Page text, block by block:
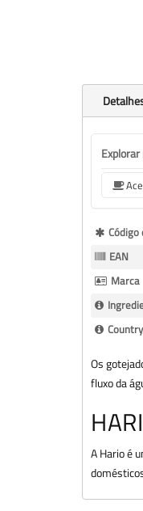
Mais
informação
EAN
Marca
Os
fluxo da
A Hario é